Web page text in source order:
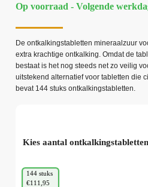
Op voorraad - Volgende
De ontkalkingstabletten mineraalzuur
extra krachtige ontkalking. Omdat de
bestaat is het nog steeds net zo veilig
uitstekend alternatief voor tabletten die
bevat 144 stuks ontkalkingstabletten.
Kies aantal
144 stuks
€111,95